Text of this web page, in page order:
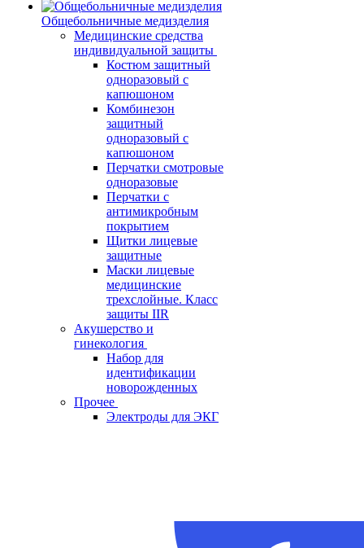
Общебольничные медизделия
Медицинские средства
индивидуальной защиты
Костюм защитный
одноразовый с
капюшоном
Комбинезон
защитный
одноразовый с
капюшоном
Перчатки смотровые
одноразовые
Перчатки с
антимикробным
покрытием
Щитки лицевые
защитные
Маски лицевые
медицинские
трехслойные. Класс
защиты IIR
Акушерство и
гинекология
Набор для
идентификации
новорожденных
Прочее
Электроды для ЭКГ